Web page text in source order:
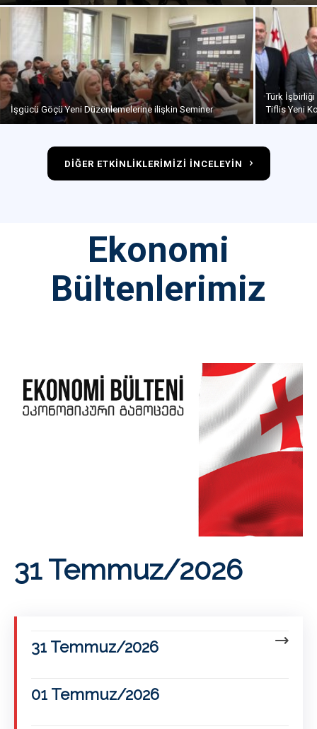
İşgücü Göçü Yeni Düzenlemelerine ilişkin Seminer
Türk İşbirliği
Tiflis Yeni
DİĞER ETKİNLİKLERİMİZİ İNCELEYİN
Ekonomi
Bültenlerimiz
31 Temmuz/2026
31 Temmuz/2026
01 Temmuz/2026